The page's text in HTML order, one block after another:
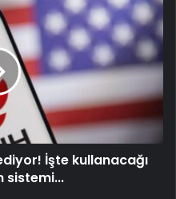
İşte kullanacağı
sistemi...